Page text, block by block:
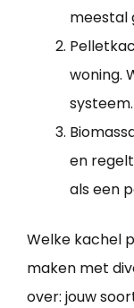
meestal
woning.
systeem.
en
als een
Welke kachel
maken met
over: jouw